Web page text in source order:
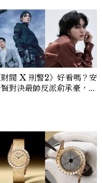
財閥 X 刑警2》好看嗎？安
對決最帥反派俞承豪，鄭